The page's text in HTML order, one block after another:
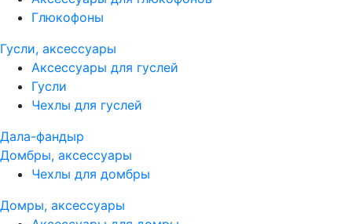
Глюкофоны
Гусли, аксессуары
Аксессуары для гуслей
Гусли
Чехлы для гуслей
Дала-фандыр
Домбры, аксессуары
Чехлы для домбры
Домры, аксессуары